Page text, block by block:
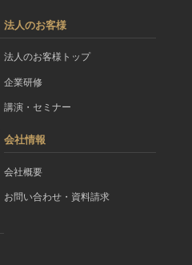
法人のお客様
法人のお客様トップ
企業研修
講演・セミナー
会社情報
会社概要
お問い合わせ・資料請求